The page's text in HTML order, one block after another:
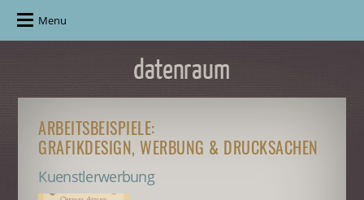
Menu
ARBEITSBEISPIELE:
GRAFIKDESIGN, WERBUNG & DRUCKSACHEN
Kuenstlerwerbung